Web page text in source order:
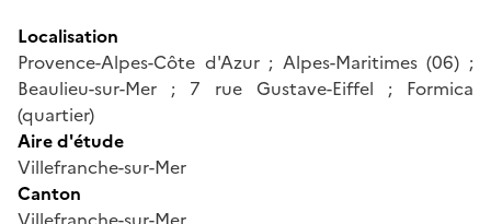
Localisation
Provence-Alpes-Côte d'Azur ; Alpes-Maritimes (06) ;
Beaulieu-sur-Mer ; 7 rue Gustave-Eiffel ; Formica
(quartier)
Aire d'étude
Villefranche-sur-Mer
Canton